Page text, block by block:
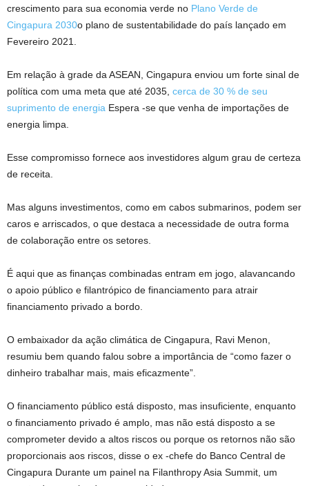
crescimento para sua economia verde no Plano Verde de
Cingapura 2030o plano de sustentabilidade do país lançado em
Fevereiro 2021.
Em relação à grade da ASEAN, Cingapura enviou um forte sinal de
política com uma meta que até 2035, cerca de 30 % de seu
suprimento de energia Espera -se que venha de importações de
energia limpa.
Esse compromisso fornece aos investidores algum grau de certeza
de receita.
Mas alguns investimentos, como em cabos submarinos, podem ser
caros e arriscados, o que destaca a necessidade de outra forma
de colaboração entre os setores.
É aqui que as finanças combinadas entram em jogo, alavancando
o apoio público e filantrópico de financiamento para atrair
financiamento privado a bordo.
O embaixador da ação climática de Cingapura, Ravi Menon,
resumiu bem quando falou sobre a importância de “como fazer o
dinheiro trabalhar mais, mais eficazmente”.
O financiamento público está disposto, mas insuficiente, enquanto
o financiamento privado é amplo, mas não está disposto a se
comprometer devido a altos riscos ou porque os retornos não são
proporcionais aos riscos, disse o ex -chefe do Banco Central de
Cingapura Durante um painel na Filanthropy Asia Summit, um